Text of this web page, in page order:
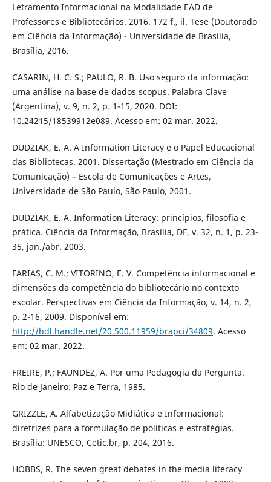
Letramento Informacional na Modalidade EAD de
Professores e Bibliotecários. 2016. 172 f., il. Tese (Doutorado
em Ciência da Informação) - Universidade de Brasília,
Brasília, 2016.
CASARIN, H. C. S.; PAULO, R. B. Uso seguro da informação:
uma análise na base de dados scopus. Palabra Clave
(Argentina), v. 9, n. 2, p. 1-15, 2020. DOI:
10.24215/18539912e089. Acesso em: 02 mar. 2022.
DUDZIAK, E. A. A Information Literacy e o Papel Educacional
das Bibliotecas. 2001. Dissertação (Mestrado em Ciência da
Comunicação) – Escola de Comunicações e Artes,
Universidade de São Paulo, São Paulo, 2001.
DUDZIAK, E. A. Information Literacy: princípios, filosofia e
prática. Ciência da Informação, Brasília, DF, v. 32, n. 1, p. 23-
35, jan./abr. 2003.
FARIAS, C. M.; VITORINO, E. V. Competência informacional e
dimensões da competência do bibliotecário no contexto
escolar. Perspectivas em Ciência da Informação, v. 14, n. 2,
p. 2-16, 2009. Disponível em:
http://hdl.handle.net/20.500.11959/brapci/34809. Acesso
em: 02 mar. 2022.
FREIRE, P.; FAUNDEZ, A. Por uma Pedagogia da Pergunta.
Rio de Janeiro: Paz e Terra, 1985.
GRIZZLE, A. Alfabetização Midiática e Informacional:
diretrizes para a formulação de políticas e estratégias.
Brasília: UNESCO, Cetic.br, p. 204, 2016.
HOBBS, R. The seven great debates in the media literacy